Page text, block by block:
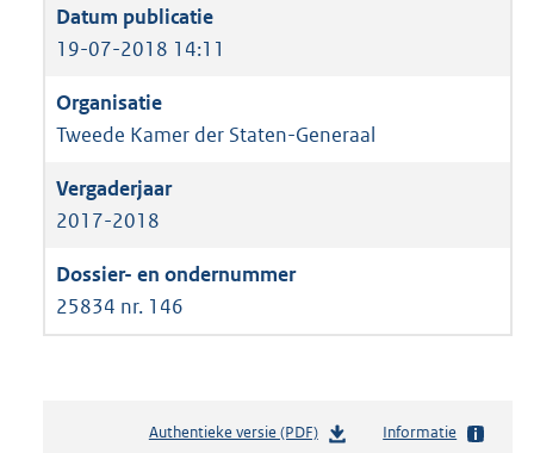
19-07-2018 14:11
Tweede Kamer der Staten-Generaal
2017-2018
25834 nr. 146
Authentieke versie (PDF)b
Informatie